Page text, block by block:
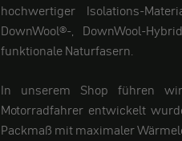
hochwertiger Isolations-
DownWool®-, DownWool-
funktionale Naturfasern.
In unserem Shop führen
Motorradfahrer entwickelt
Packmaß mit maximaler